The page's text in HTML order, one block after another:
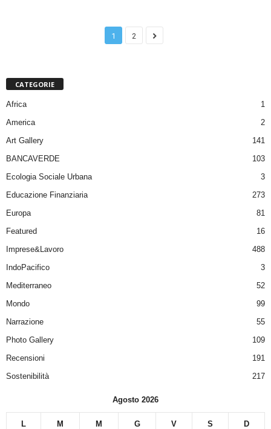
1 2
CATEGORIE
Africa
1
America
2
Art Gallery
141
BANCAVERDE
103
Ecologia Sociale Urbana
3
Educazione Finanziaria
273
Europa
81
Featured
16
Imprese&Lavoro
488
IndoPacifico
3
Mediterraneo
52
Mondo
99
Narrazione
55
Photo Gallery
109
Recensioni
191
Sostenibilità
217
Agosto 2026
L M M G V S D